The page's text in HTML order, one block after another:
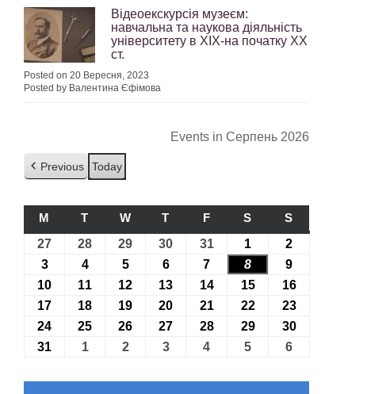
Відеоекскурсія музеєм:
навчальна та наукова діяльність
університету в ХІХ-на початку ХХ
ст.
Posted on 20 Вересня, 2023
Posted by Валентина Єфімова
Events in Серпень 2026
Previous Today
M ПОНЕДІЛОК
T ВІВТОРОК
WСЕРЕДА
T ЧЕТВЕР
FП’ЯТНИЦЯ
S СУБОТА
S
27 27.07.2026
28 28.07.2026
29 29.07.2026
30 30.07.2026
3131.07.2026
1 01.08.2026
2
303.08.2026
404.08.2026
505.08.2026
606.08.2026
7 07.08.2026
8 08.08.2026
9
10 10.08.2026
11 11.08.2026
12 12.08.2026
13 13.08.2026
1414.08.2026
1515.08.2026
1616.08.2026
17 17.08.2026
18 18.08.2026
19 19.08.2026
20 20.08.2026
2121.08.2026
2222.08.2026
2323.08.2026
24 24.08.2026
25 25.08.2026
26 26.08.2026
27 27.08.2026
2828.08.2026
2929.08.2026
3030.08.2026
31 31.08.2026
101.09.2026
202.09.2026
303.09.2026
4 04.09.2026
5 05.09.2026
6